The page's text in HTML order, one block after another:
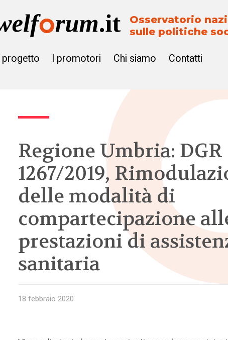
Osservatorio
sulle politiche
Il progetto I promotori Chi siamo Contatti
Regione Umbria: DGR
1267/2019,
delle modalità di
compartecipazione
prestazioni di
sanitaria
18 febbraio 2020